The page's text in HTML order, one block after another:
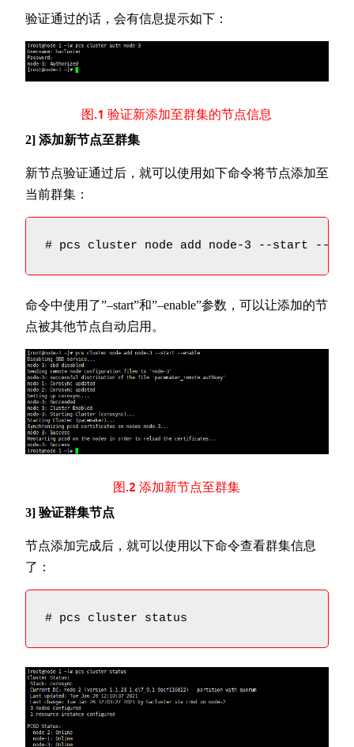
验证通过的话，会有信息提示如下：
图.1 验证新添加至群集的节点信息
2] 添加新节点至群集
新节点验证通过后，就可以使用如下命令将节点添加至
当前群集：
# pcs cluster node add node-3 --start --
命令中使用了”–start”和”–enable”参数，可以让添加的节
点被其他节点自动启用。
图.2 添加新节点至群集
3] 验证群集节点
节点添加完成后，就可以使用以下命令查看群集信息
了：
# pcs cluster status